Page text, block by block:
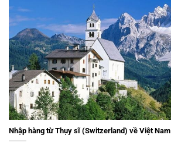
Nhập hàng từ Thụy sĩ (Switzerland) về Việt Nam